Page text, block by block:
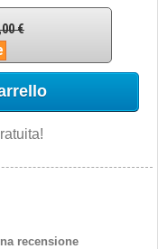
€
recensione